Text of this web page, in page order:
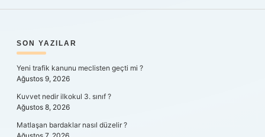
SIDEBAR
SON YAZILAR
Yeni trafik kanunu meclisten geçti mi ?
Ağustos 9, 2026
Kuvvet nedir ilkokul 3. sınıf ?
Ağustos 8, 2026
Matlaşan bardaklar nasıl düzelir ?